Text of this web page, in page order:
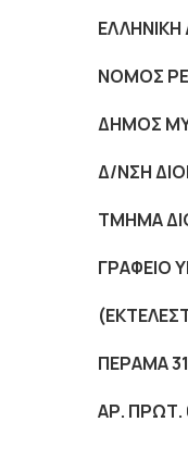
NOMOΣ
ΔΗΜΟΣ
Δ/ΝΣΗ
ΤΜΗΜΑ
ΓΡΑΦΕΙΟ
ΠΕΡΑΜΑ
ΑΡ. ΠΡΩΤ.